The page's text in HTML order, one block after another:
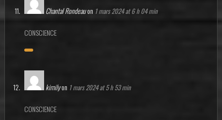
Chantal Rondeauon 1 mars 2024 at 6 h 04 min
CONSCIENCE
kimilyon 1 mars 2024 at 5 h 53 min
CONSCIENCE